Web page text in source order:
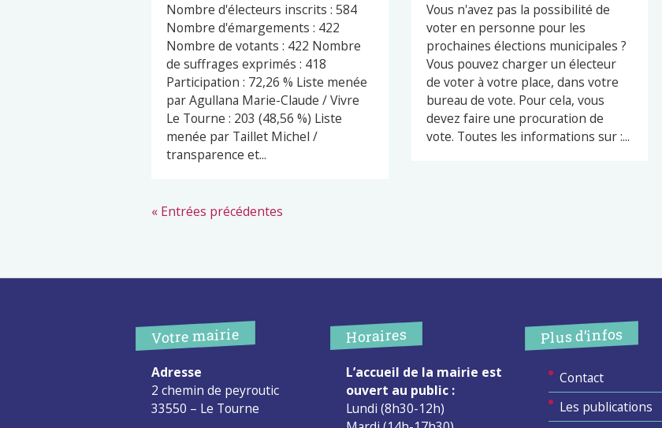
Nombre d'électeurs inscrits : 584
Nombre d'émargements : 422
Nombre de votants : 422 Nombre
de suffrages exprimés : 418
Participation : 72,26 % Liste menée
par Agullana Marie-Claude / Vivre
Le Tourne : 203 (48,56 %) Liste
menée par Taillet Michel /
transparence et...
Vous n'avez pas la possibilité de
voter en personne pour les
prochaines élections municipales ?
Vous pouvez charger un électeur
de voter à votre place, dans votre
bureau de vote. Pour cela, vous
devez faire une procuration de
vote. Toutes les informations sur :...
« Entrées précédentes
Votre mairie
Adresse
2 chemin de peyroutic
33550 – Le Tourne
Horaires
L’accueil de la mairie est
ouvert au public :
Lundi (8h30-12h)
Plus d’infos
Contact
Les publications